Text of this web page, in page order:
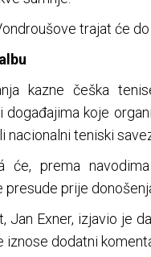
trajat će
kazne češka
koje
nacionalni teniski
će, prema
presude prije
Jan Exner, izjavio je
iznose dodatni